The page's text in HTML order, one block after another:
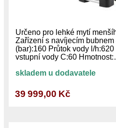
Určeno pro lehké mytí
Zařízení s navíjecím
(bar):160 Průtok vody l/
vstupní vody C:60
skladem u dodavatele
39 999,00 Kč